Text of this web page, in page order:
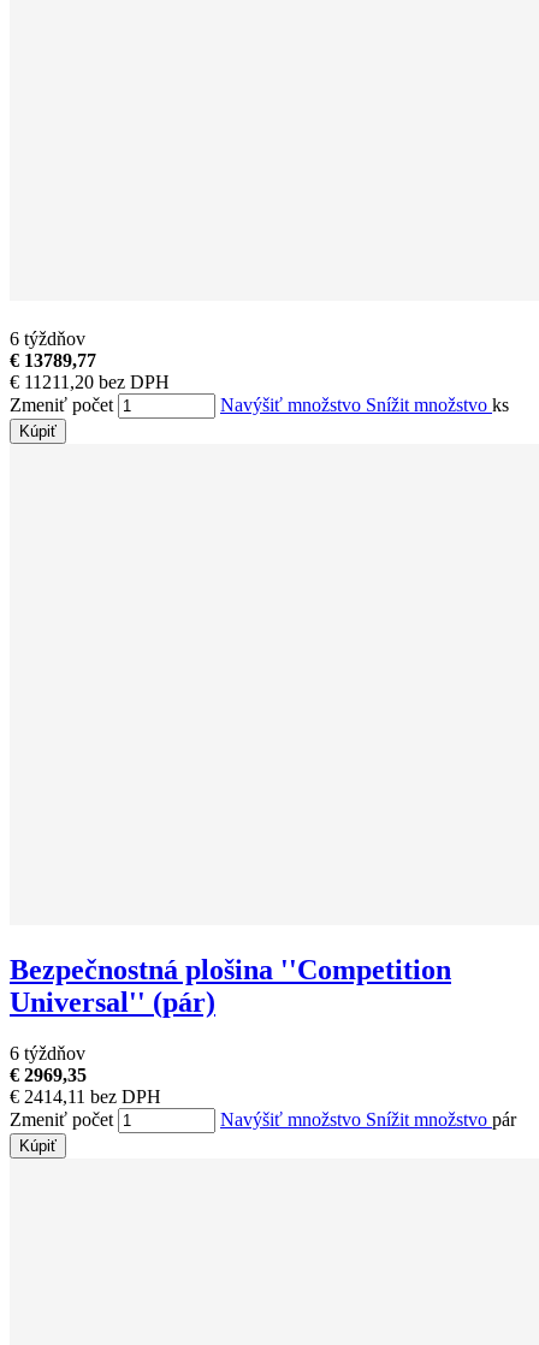
6 týždňov
€ 13789,77
€ 11211,20 bez DPH
Zmeniť počet
Navýšiť množstvo Snížit množstvo ks
Kúpiť
Bezpečnostná plošina ''Competition
Universal'' (pár)
6 týždňov
€ 2969,35
€ 2414,11 bez DPH
Zmeniť počet
Navýšiť množstvo Snížit množstvo pár
Kúpiť